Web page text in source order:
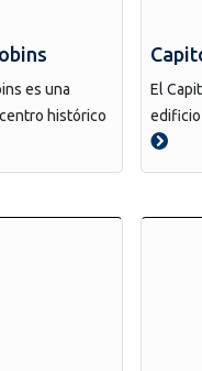
es una
histórico
El
edificio